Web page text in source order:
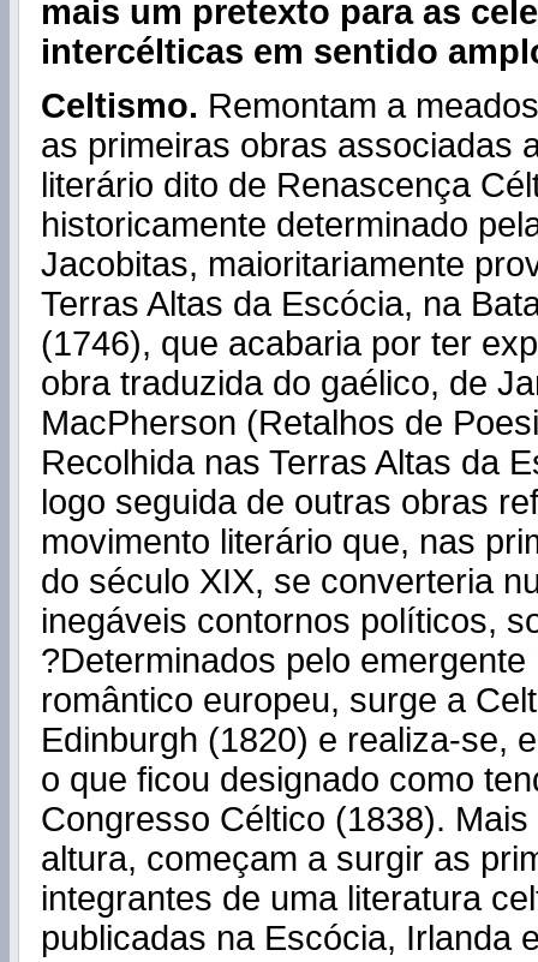
mais um pretexto para as
intercélticas em sentido
Celtismo. Remontam a
as primeiras obras associadas
literário dito de Renascença
historicamente determinado
Jacobitas, maioritariamente
Terras Altas da Escócia, na
(1746), que acabaria por ter
obra traduzida do gaélico, de
MacPherson (Retalhos de
Recolhida nas Terras Altas da
logo seguida de outras obras
movimento literário que, nas
do século XIX, se converteria
inegáveis contornos políticos,
?Determinados pelo emergente
romântico europeu, surge a
Edinburgh (1820) e realiza-se,
o que ficou designado como
Congresso Céltico (1838).
altura, começam a surgir as
integrantes de uma literatura
publicadas na Escócia, Irlanda